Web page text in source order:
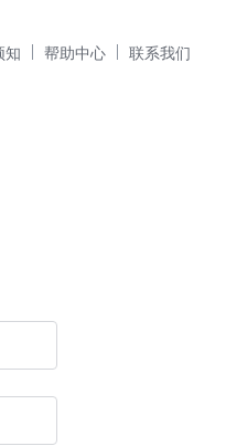
知 帮助中心 联系我们